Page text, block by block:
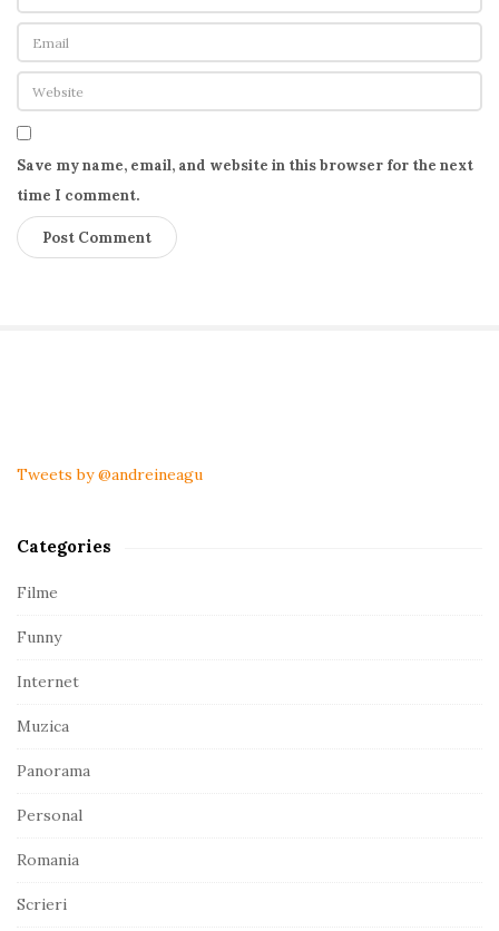
Save my name, email, and website in this browser for the next
time I comment.
i
d
b
a
Tweets by @andreineagu
Categories
Filme
Funny
Internet
Muzica
Panorama
Personal
Romania
Scrieri